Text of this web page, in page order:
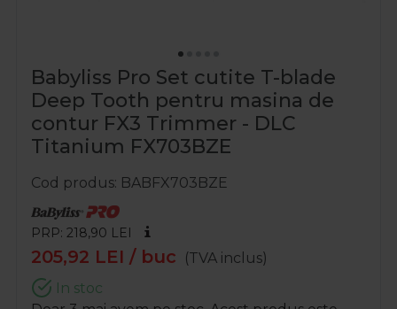
Babyliss Pro Set cutite T-blade
Deep Tooth pentru masina de
contur FX3 Trimmer - DLC
Titanium FX703BZE
Cod produs BABFX703BZE
PRP: 218,90 LEI
205,92 LEI / buc
(TVA inclus)
In stoc